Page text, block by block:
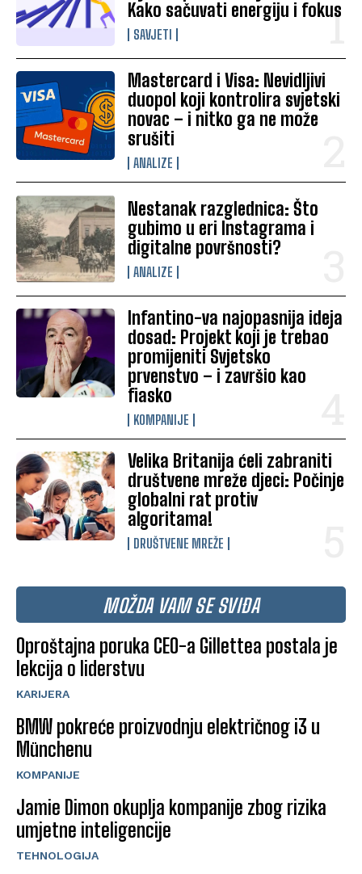
Kako sačuvati energiju i fokus
SAVJETI
Mastercard i Visa: Nevidljivi
duopol koji kontrolira svjetski
novac – i nitko ga ne može
srušiti
ANALIZE
Nestanak razglednica: Što
gubimo u eri Instagrama i
digitalne površnosti?
ANALIZE
Infantino-va najopasnija ideja
dosad: Projekt koji je trebao
promijeniti Svjetsko
prvenstvo – i završio kao
fiasko
KOMPANIJE
Velika Britanija ćeli zabraniti
društvene mreže djeci: Počinje
globalni rat protiv
algoritama!
DRUŠTVENE MREŽE
MOŽDA VAM SE SVIĐA
Oproštajna poruka CEO-a Gillettea postala je
lekcija o liderstvu
KARIJERA
BMW pokreće proizvodnju električnog i3 u
Münchenu
KOMPANIJE
Jamie Dimon okuplja kompanije zbog rizika
umjetne inteligencije
TEHNOLOGIJA